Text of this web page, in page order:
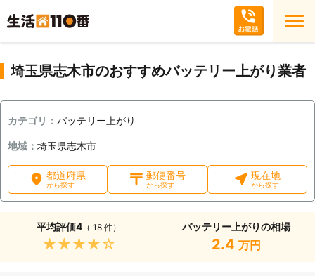
埼玉県志木市のおすすめバッテリー上がり業者
カテゴリ： バッテリー上がり
地域： 埼玉県志木市
都道府県
から探す
郵便番号
から探す
現在地
から探す
平均評価4 （ 18 件）
★★★★★
バッテリー上がりの相場
2.4 万円